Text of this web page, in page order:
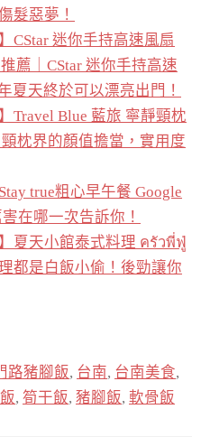
髮惡夢！
CStar 迷你手持高速風扇
薦｜CStar 迷你手持高速
夏天終於可以漂亮出門！
Travel Blue 藍旅 寧靜頸枕
枕界的顏值擔當，實用度
true粗心早午餐 Google
在哪一次告訴你！
夏天小館泰式料理 ครัวพี่ฟู่
都是白飯小偷！後勁讓你
路豬腳飯, 台南, 台南美食,
, 筍干飯, 豬腳飯, 軟骨飯